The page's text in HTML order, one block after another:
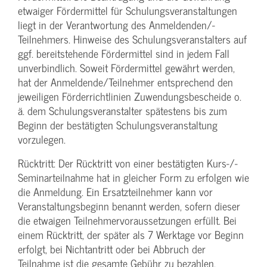
etwaiger Fördermittel für Schulungs­veranstaltungen
liegt in der Verantwortung des Anmeldenden/­
Teilnehmers. Hinweise des Schulungs­veranstalters auf
ggf. bereitstehende Fördermittel sind in jedem Fall
unverbindlich. Soweit Fördermittel gewährt werden,
hat der Anmeldende/­Teilnehmer entsprechend den
jeweiligen Förderrichtlinien Zuwendungs­bescheide o.
ä. dem Schulungs­veranstalter spätestens bis zum
Beginn der bestätigten Schulungs­veranstaltung
vorzulegen.
Rücktritt: Der Rücktritt von einer bestätigten Kurs-/­
Seminarteilnahme hat in gleicher Form zu erfolgen wie
die Anmeldung. Ein Ersatzteilnehmer kann vor
Veranstaltungs­beginn benannt werden, sofern dieser
die etwaigen Teilnehmer­voraussetzungen erfüllt. Bei
einem Rücktritt, der später als 7 Werktage vor Beginn
erfolgt, bei Nichtantritt oder bei Abbruch der
Teilnahme ist die gesamte Gebühr zu bezahlen.